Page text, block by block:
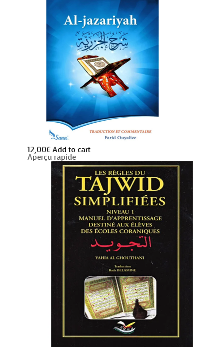
12,00€ Add to cart
Aperçu rapide